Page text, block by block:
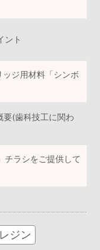
ント
ジ用材料「シンボ
(歯科技工に関わ
チラシをご提供して
ジン